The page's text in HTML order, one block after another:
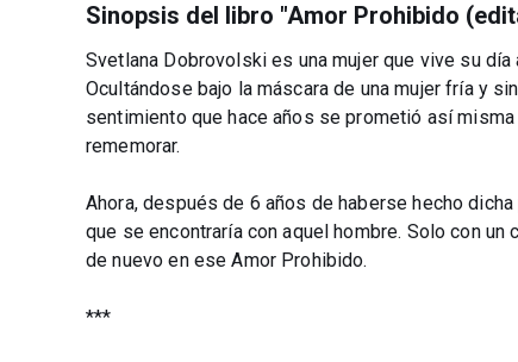
Sinopsis del libro "Amor Prohibido
Svetlana Dobrovolski es una mujer que vive su
Ocultándose bajo la máscara de una mujer fría y
sentimiento que hace años se prometió así
rememorar.
Ahora, después de 6 años de haberse hecho
que se encontraría con aquel hombre. Solo con
de nuevo en ese Amor Prohibido.
***